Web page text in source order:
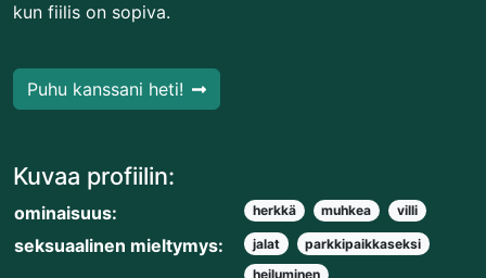
kun fiilis on sopiva.
Puhu kanssani heti!
Kuvaa profiilin:
ominaisuus: herkkä muhkea villi
seksuaalinen mieltymys: jalat
parkkipaikkaseksi
heiluminen